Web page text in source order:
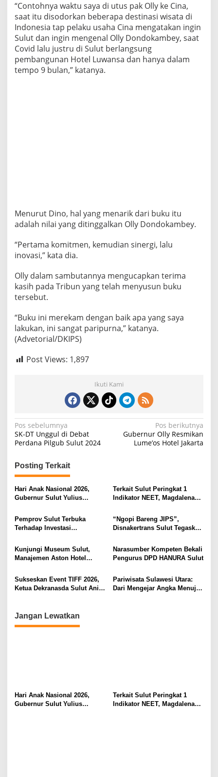
“Contohnya waktu saya di utus pak Olly ke Cina,
saat itu disodorkan beberapa destinasi wisata di
Indonesia tap pelaku usaha Cina mengatakan ingin
Sulut dan ingin mengenal Olly Dondokambey, saat
Covid lalu justru di Sulut berlangsung
pembangunan Hotel Luwansa dan hanya dalam
tempo 9 bulan,” katanya.
Menurut Dino, hal yang menarik dari buku itu
adalah nilai yang ditinggalkan Olly Dondokambey.
“Pertama komitmen, kemudian sinergi, lalu
inovasi,” kata dia.
Olly dalam sambutannya mengucapkan terima
kasih pada Tribun yang telah menyusun buku
tersebut.
“Buku ini merekam dengan baik apa yang saya
lakukan, ini sangat paripurna,” katanya.
(Advetorial/DKIPS)
Post Views: 1,897
Ikuti Kami
N
a
i
g
a
i
o
s
Pos sebelumnya
SK-DT Unggul di Debat
Perdana Pilgub Sulut 2024
Pos berikutnya
Gubernur Olly Resmikan
Lume’os Hotel Jakarta
Posting Terkait
Hari Anak Nasional 2026,
Gubernur Sulut Yulius
Ruang Aman Bagi Anak, di
Lingkungan Fisik Maupun di
Ruang Digital
Terkait Sulut Peringkat 1
Indikator NEET, Magdalena
Secara Proposional, Agar
Tidak Timbul Persepsi Keliru
Pemprov Sulut Terbuka
Terhadap Investasi
“Ngopi Bareng JIPS”,
Disnakertrans Sulut Tegaskan
Pekerja dari Ancaman PHK
Kunjungi Museum Sulut,
Manajemen Aston Hotel
Kebudayaan Ke Wisatawan
Narasumber Kompeten Bekali
Pengurus DPD HANURA Sulut
Sukseskan Event TIFF 2026,
Ketua Dekranasda Sulut Anik
Pariwisata Sulawesi Utara:
Dari Mengejar Angka Menuju
Jangan Lewatkan
Hari Anak Nasional 2026,
Gubernur Sulut Yulius
Terkait Sulut Peringkat 1
Indikator NEET, Magdalena